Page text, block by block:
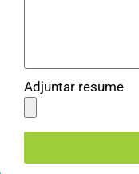
Adjuntar resume